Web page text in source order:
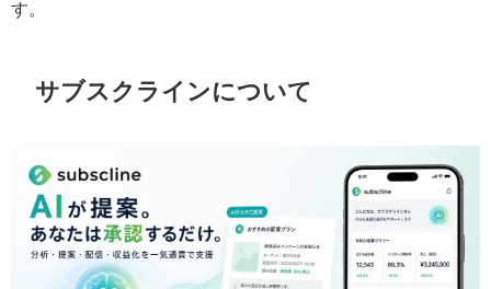
す。
サブスクラインについて